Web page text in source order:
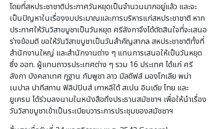
โดยที่สหประชาชาติประกาศวันหยุดเป็นจำนวนมากอยู่แล้ว และจะ
เป็นปัญหาในเรื่องงบประมาณและการบริหารแก่สหประชาชาติ หาก
ประกาศให้วันวิสาขบูชาเป็นวันหยุด ศรีลังกาจึงได้ตัดสินใจที่จะเสนอ
ร่างข้อมติ ขอให้วันวิสาขบูชาเป็นวันสำคัญสากล สหประชาชาติทั้งที่
สำนักงานใหญ่ และสำนักงานต่าง ๆ แทนการเสนอให้เป็นวันหยุด
ซึ่ง ออท. ผู้แทนถาวรประเทศต่าง ๆ รวม 16 ประเทศ ได้แก่ ศรี
ลังกา บังคลาเทศ ภูฐาน กัมพูชา ลาว มัลดีฟส์ มองโกเลีย พม่า
เนปาล ปากีสถาน ฟิลิปปินส์ เกาหลีใต้ สเปน อินเดีย ไทย และ
ยูเครน ได้ร่วมลงนามในหนังสือถึงประธานสมัชชาฯ เพื่อให้นำเรื่อง
วันวิสาขบูชาเข้าเป็นระเบียบวาระการประชุมของสมัชชาฯ